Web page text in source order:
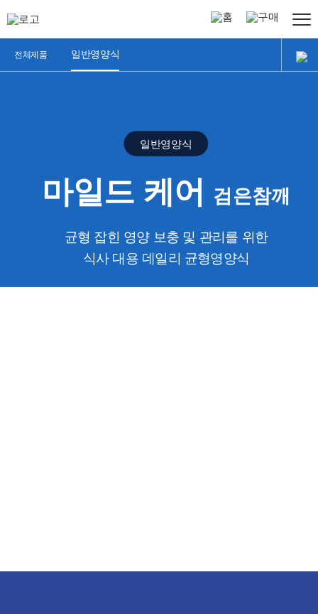
정식품
홈페이지
온라인구매
일반영양식
전문영양식
연하식
전체제품 일반영양식
일반영양식
마일드 케어 검은참깨
균형 잡힌 영양 보충 및 관리를 위한
식사 대용 데일리 균형영양식